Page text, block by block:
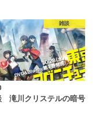
雑談
滝川クリステルの暗号